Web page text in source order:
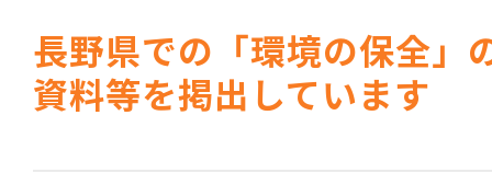
長野県での「環境の保全」
資料等を掲出しています